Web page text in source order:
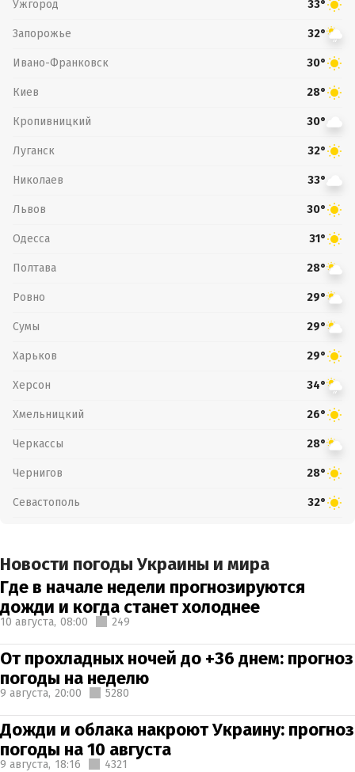
Ужгород 33°
Запорожье 32°
Ивано-Франковск 30°
Киев 28°
Кропивницкий 30°
Луганск 32°
Николаев 33°
Львов 30°
Одесса 31°
Полтава 28°
Ровно 29°
Сумы 29°
Харьков 29°
Херсон 34°
Хмельницкий 26°
Черкассы 28°
Чернигов 28°
Севастополь 32°
Новости погоды Украины и мира
Где в начале недели прогнозируются
дожди и когда станет холоднее
10 августа, 08:00 249
От прохладных ночей до +36 днем: прогноз
погоды на неделю
9 августа, 20:00 5280
Дожди и облака накроют Украину: прогноз
погоды на 10 августа
9 августа, 18:16 4321